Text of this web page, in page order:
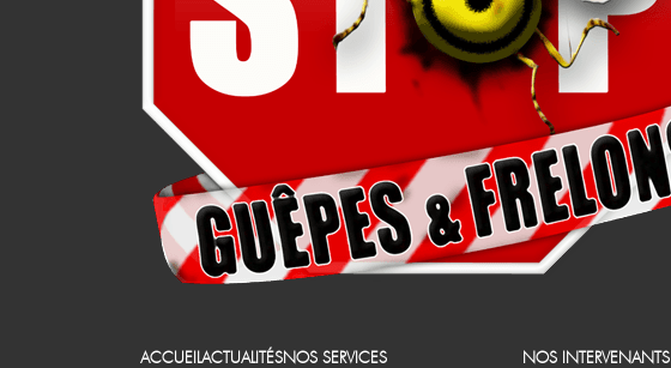
ACCUEILACTUALITÉSNOS SERVICES
NOS INTERVENANTS